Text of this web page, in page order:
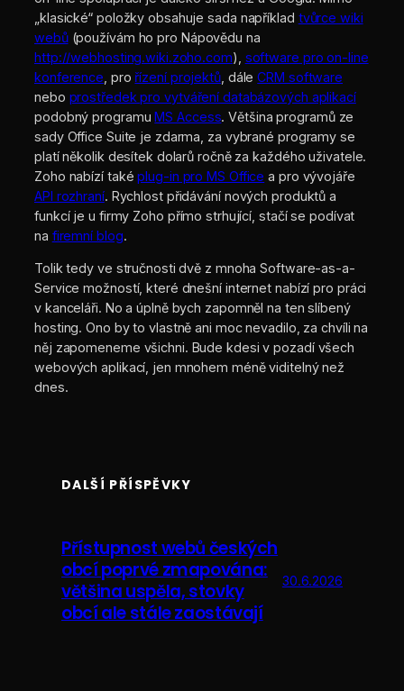
„klasické“ položky obsahuje sada například tvůrce wiki
webů(používám ho pro Nápovědu na
http://webhosting.wiki.zoho.com), software pro on-line
konference , pro řízení projektů, dáleCRM software
nebo prostředek pro vytváření databázových aplikací
podobný programuMS Access. Většina programů ze
sady Office Suite je zdarma, za vybrané programy se
platí několik desítek dolarů ročně za každého uživatele.
Zoho nabízí taképlug-in pro MS Office a pro vývojáře
API rozhraní. Rychlost přidávání nových produktů a
funkcí je u firmy Zoho přímo strhující, stačí se podívat
na firemní blog.
Tolik tedy ve stručnosti dvě z mnoha Software-as-a-
Service možností, které dnešní internet nabízí pro práci
v kanceláři. No a úplně bych zapomněl na ten slíbený
hosting. Ono by to vlastně ani moc nevadilo, za chvíli na
něj zapomeneme všichni. Bude kdesi v pozadí všech
webových aplikací, jen mnohem méně viditelný než
dnes.
DALŠÍ PŘÍSPĚVKY
Přístupnost webů českých
obcí poprvé zmapována:
většina uspěla, stovky
obcí ale stále zaostávají
30.6.2026